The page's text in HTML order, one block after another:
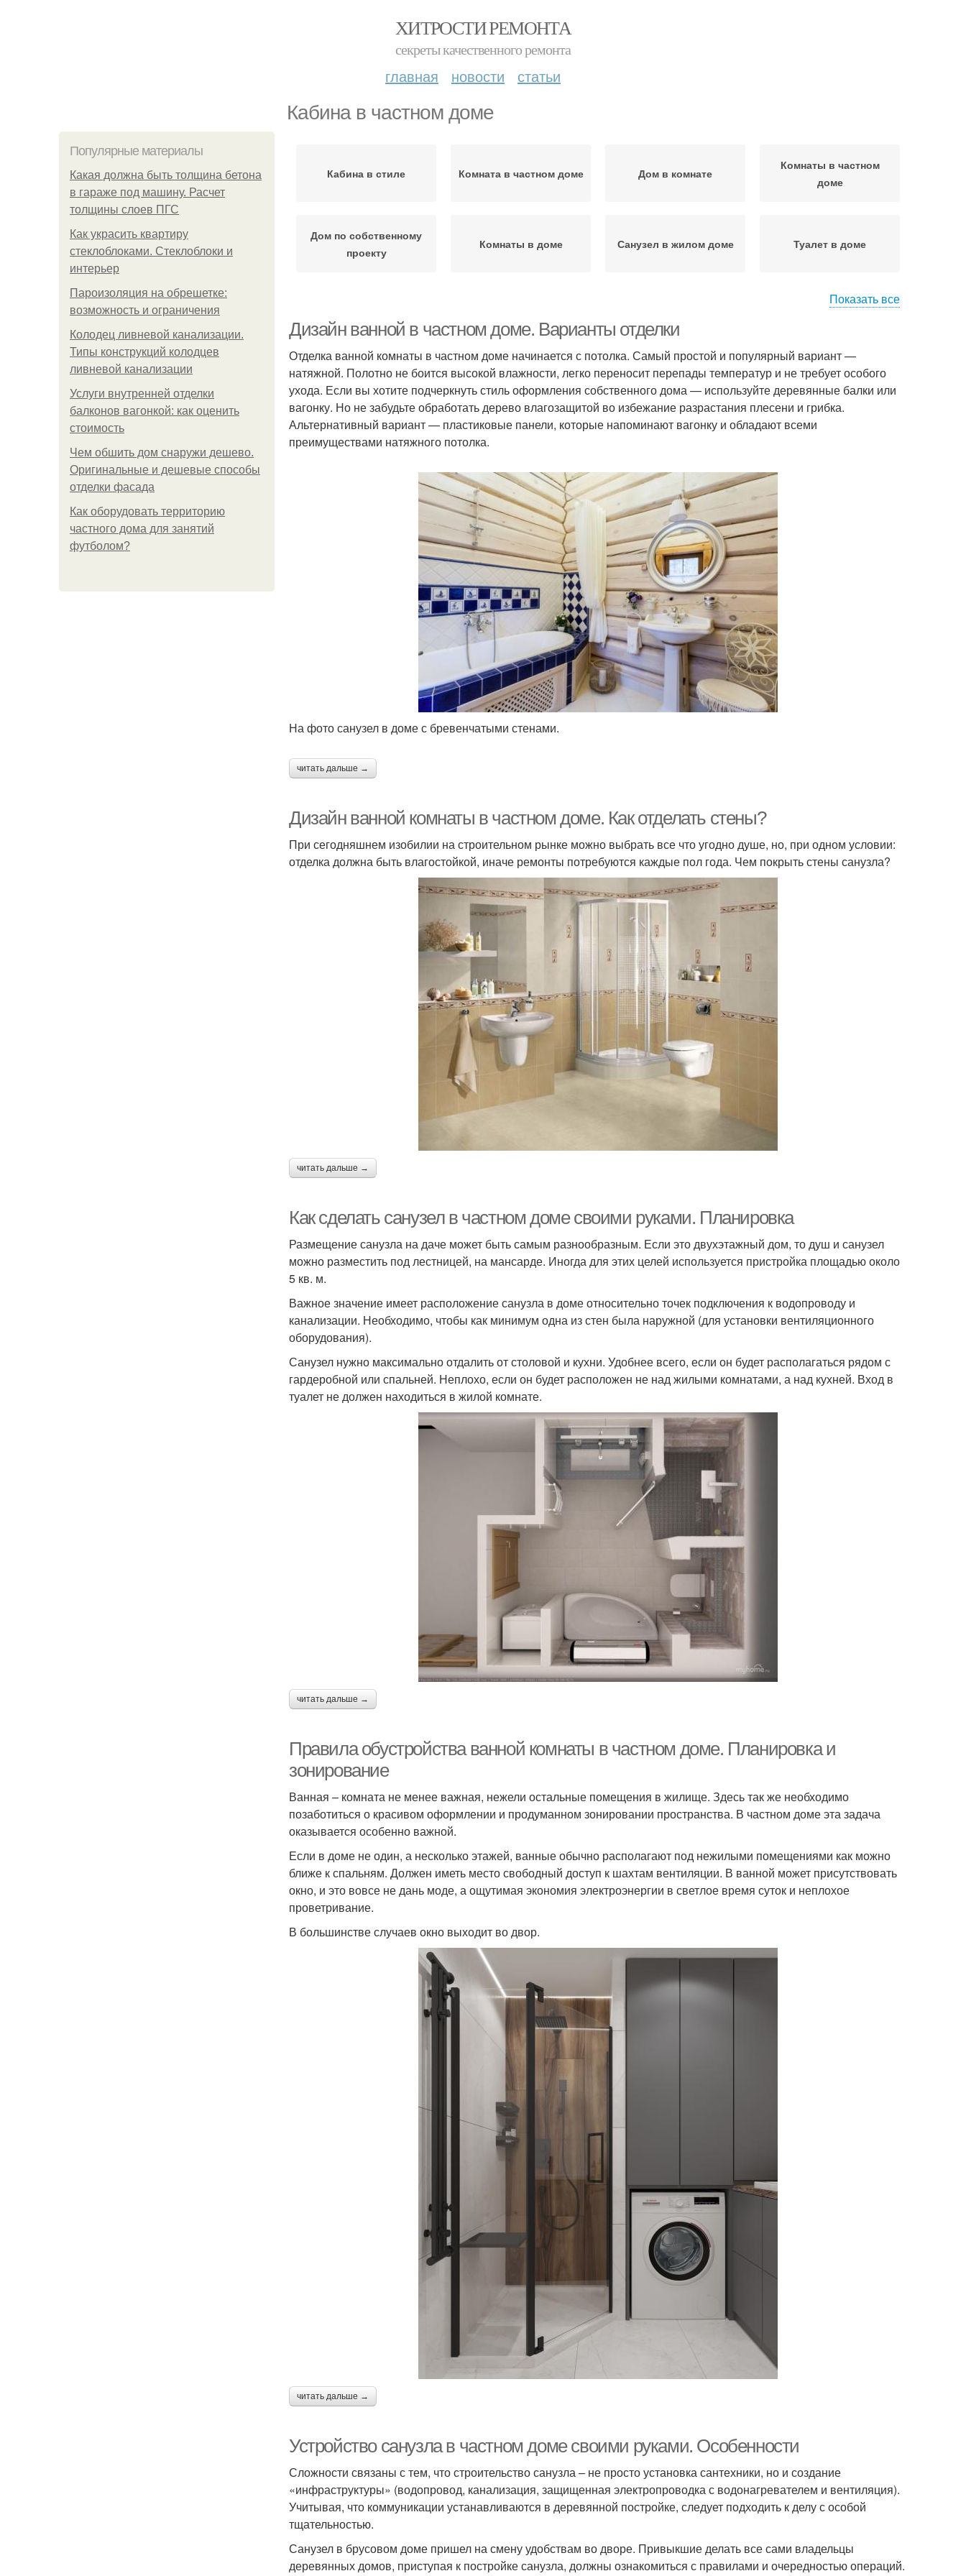
ХИТРОСТИ РЕМОНТА
секреты качественного ремонта
главная новости статьи
Кабина в частном доме
Популярные материалы
Какая должна быть толщина бетона
в гараже под машину. Расчет
толщины слоев ПГС
Как украсить квартиру
стеклоблоками. Стеклоблоки и
интерьер
Пароизоляция на обрешетке:
возможность и ограничения
Колодец ливневой канализации.
Типы конструкций колодцев
ливневой канализации
Услуги внутренней отделки
балконов вагонкой: как оценить
стоимость
Чем обшить дом снаружи дешево.
Оригинальные и дешевые способы
отделки фасада
Как оборудовать территорию
частного дома для занятий
футболом?
Кабина в стиле Комната в частном доме Дом в комнате
Комнаты в частном
доме
Дом по собственному
проекту
Комнаты в доме Санузел в жилом доме Туалет в доме
доме
Дом под ключ Санузлы в доме
Показать все
Дизайн ванной в частном доме. Варианты отделки
Отделка ванной комнаты в частном доме начинается с потолка. Самый простой и популярный вариант —
натяжной. Полотно не боится высокой влажности, легко переносит перепады температур и не требует особого
ухода. Если вы хотите подчеркнуть стиль оформления собственного дома — используйте деревянные балки или
вагонку. Но не забудьте обработать дерево влагозащитой во избежание разрастания плесени и грибка.
Альтернативный вариант — пластиковые панели, которые напоминают вагонку и обладают всеми
преимуществами натяжного потолка.
На фото санузел в доме с бревенчатыми стенами.
читать дальше →
Дизайн ванной комнаты в частном доме. Как отделать стены?
При сегодняшнем изобилии на строительном рынке можно выбрать все что угодно душе, но, при одном условии:
отделка должна быть влагостойкой, иначе ремонты потребуются каждые пол года. Чем покрыть стены санузла?
читать дальше →
Как сделать санузел в частном доме своими руками. Планировка
Размещение санузла на даче может быть самым разнообразным. Если это двухэтажный дом, то душ и санузел
можно разместить под лестницей, на мансарде. Иногда для этих целей используется пристройка площадью около
5 кв. м.
Важное значение имеет расположение санузла в доме относительно точек подключения к водопроводу и
канализации. Необходимо, чтобы как минимум одна из стен была наружной (для установки вентиляционного
оборудования).
Санузел нужно максимально отдалить от столовой и кухни. Удобнее всего, если он будет располагаться рядом с
гардеробной или спальней. Неплохо, если он будет расположен не над жилыми комнатами, а над кухней. Вход в
туалет не должен находиться в жилой комнате.
читать дальше →
Правила обустройства ванной комнаты в частном доме. Планировка и
зонирование
Ванная – комната не менее важная, нежели остальные помещения в жилище. Здесь так же необходимо
позаботиться о красивом оформлении и продуманном зонировании пространства. В частном доме эта задача
оказывается особенно важной.
Если в доме не один, а несколько этажей, ванные обычно располагают под нежилыми помещениями как можно
ближе к спальням. Должен иметь место свободный доступ к шахтам вентиляции. В ванной может присутствовать
окно, и это вовсе не дань моде, а ощутимая экономия электроэнергии в светлое время суток и неплохое
проветривание.
В большинстве случаев окно выходит во двор.
читать дальше →
Устройство санузла в частном доме своими руками. Особенности
Сложности связаны с тем, что строительство санузла – не просто установка сантехники, но и создание
«инфраструктуры» (водопровод, канализация, защищенная электропроводка с водонагревателем и вентиляция).
Учитывая, что коммуникации устанавливаются в деревянной постройке, следует подходить к делу с особой
тщательностью.
Санузел в брусовом доме пришел на смену удобствам во дворе. Привыкшие делать все сами владельцы
деревянных домов, приступая к постройке санузла, должны ознакомиться с правилами и очередностью операций.